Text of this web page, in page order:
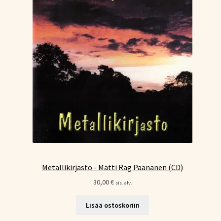
Metallikirjasto - Matti Rag Paananen (CD)
30,00€ sis. alv.
Lisää ostoskoriin